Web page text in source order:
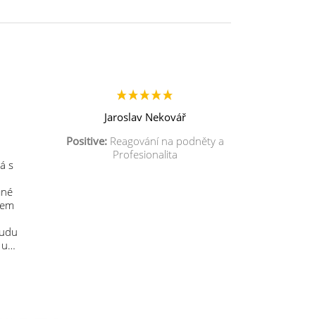
s
Jaroslav Nekovář
Positive:Reagování na podněty a
Profesionalita